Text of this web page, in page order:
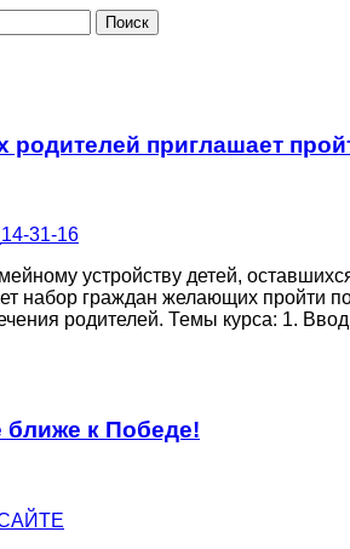
приглашает
устройству детей,
набор граждан желающих пройти
родителей. Темы курса: 1.
ближе к Победе!